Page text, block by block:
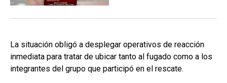
La situación obligó a desplegar operativos de reacción
inmediata para tratar de ubicar tanto al fugado como a los
integrantes del grupo que participó en el rescate.